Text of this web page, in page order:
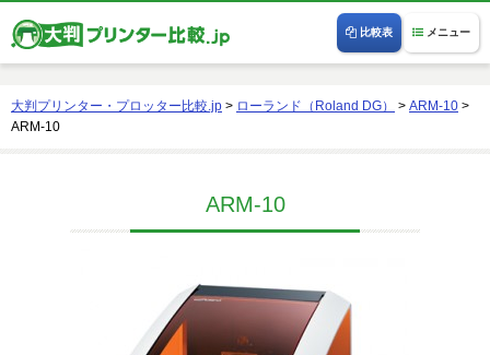
メニュー
比較表
大判プリンター・プロッター比較.jp > ローランド（Roland DG） > ARM-10 >
ARM-10
ARM-10